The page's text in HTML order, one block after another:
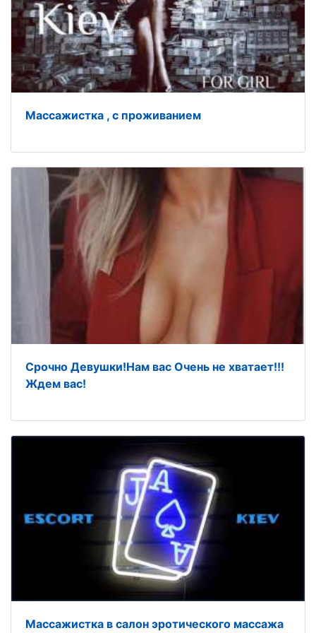
Массажистка , с проживанием
Срочно Девушки!Нам вас Очень не хватает!!!
Ждем вас!
Массажистка в салон эротического массажа